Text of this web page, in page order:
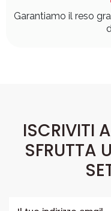
Garantiamo il reso
ISCRIVITI
SFRUTTA